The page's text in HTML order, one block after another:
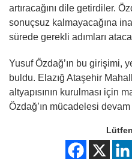
artıracağını dile getirdiler.
sonuçsuz kalmayacağına
sürede gerekli adımları
Yusuf Özdağ’ın bu girişimi,
buldu. Elazığ Ataşehir
altyapısının kurulması için
Özdağ’ın mücadelesi